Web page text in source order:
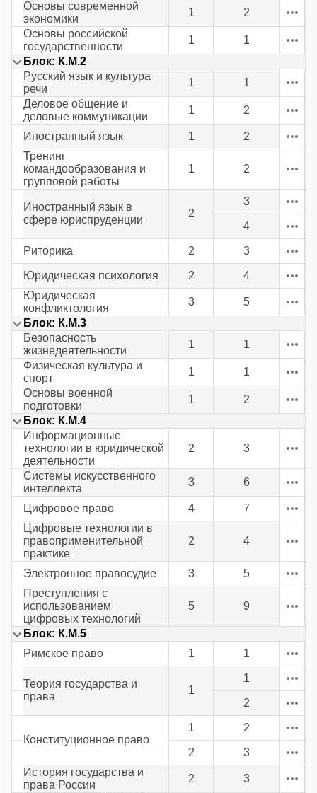
Основы современной
экономики
1
2
Основы российской
государственности
1
1
Блок: К.М.2
Русский язык и культура
речи
1
1
Деловое общение и
деловые коммуникации
1 2
Иностранный язык 1
2
Тренинг
командообразования и
групповой работы
1 2
Иностранный язык в
сфере юриспруденции
2
3
4
Риторика 2 3
Юридическая психология 2
4
Юридическая
конфликтология
3
5
Блок: К.М.3
Безопасность
жизнедеятельности
1
1
Физическая культура и
спорт
1
1
Основы военной
подготовки
1
2
Блок: К.М.4
Информационные
технологии в юридической
деятельности
2 3
Системы искусственного
интеллекта
3 6
Цифровое право 4
7
Цифровые технологии в
правоприменительной
практике
2 4
Электронное правосудие 3
5
Преступления с
использованием
цифровых технологий
5 9
Блок: К.М.5
Римское право
1 1
Теория государства и
права
1
1
2
Конституционное право
1 2
2
3
История государства и
права России
2
3